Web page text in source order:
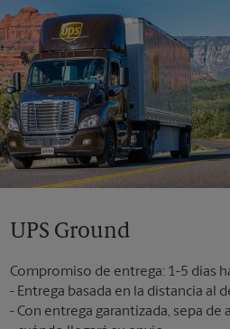
UPS Ground
Compromiso de entrega: 1-5 días
Entrega basada en la distancia al
Con entrega garantizada, sepa de